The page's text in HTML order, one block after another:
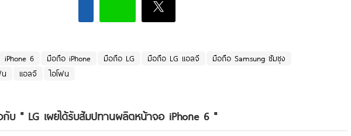
iPhone 6 มือถือ iPhone มือถือ LG มือถือ LG แอลจี
มือถือ Samsung ซัมซุง
แอลจี ไอโฟน
กับ " LG เผยได้รับสัมปทานผลิตหน้าจอ iPhone 6"